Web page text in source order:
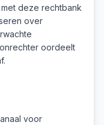
deze rechtbank
over
oordeelt
voor